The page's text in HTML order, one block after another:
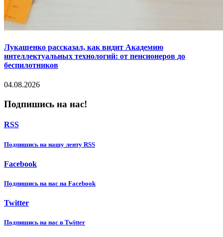
Лукашенко рассказал, как видит Академию
интеллектуальных технологий: от пенсионеров до
беспилотников
04.08.2026
Подпишись на нас!
RSS
Подпишиcь на нашу ленту RSS
Facebook
Подпишиcь на нас на Facebook
Twitter
Подпишиcь на нас в Twitter